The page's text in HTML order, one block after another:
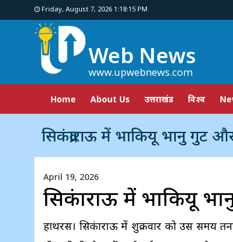
Friday, August 7, 2026 1:18:16 PM
Web News
www.upwebnews.com
Home About Us उत्तराखंड विश्व
सिकंद्राराऊ में भाकियू भानु गुट और
April 19, 2026
सिकंद्राराऊ में भाकियू
हाथरस। सिकंद्राराऊ में शुक्रवार को उस